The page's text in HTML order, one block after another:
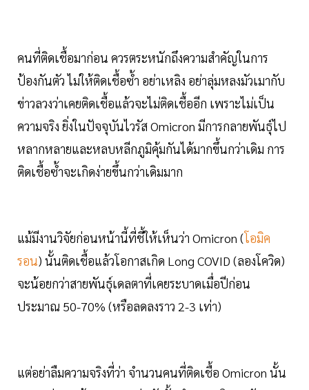
คนที่ติดเชื้อมาก่อน ควรตระหนักถึงความสำคัญในการ
ป้องกันตัว ไม่ให้ติดเชื้อซ้ำ อย่าเหลิง อย่าลุ่มหลงมัวเมากับ
ข่าวลวงว่าเคยติดเชื้อแล้วจะไม่ติดเชื้ออีก เพราะไม่เป็น
ความจริง ยิ่งในปัจจุบันไวรัส Omicron มีการกลายพันธุ์ไป
หลากหลายและหลบหลีกภูมิคุ้มกันได้มากขึ้นกว่าเดิม การ
ติดเชื้อซ้ำจะเกิดง่ายขึ้นกว่าเดิมมาก
แม้มีงานวิจัยก่อนหน้านี้ที่ชี้ให้เห็นว่า Omicron (โอมิค
รอน) นั้นติดเชื้อแล้วโอกาสเกิด Long COVID (ลองโควิด)
จะน้อยกว่าสายพันธุ์เดลตาที่เคยระบาดเมื่อปีก่อน
ประมาณ 50-70% (หรือลดลงราว 2-3 เท่า)
แต่อย่าลืมความจริงที่ว่า จำนวนคนที่ติดเชื้อ Omicron นั้น